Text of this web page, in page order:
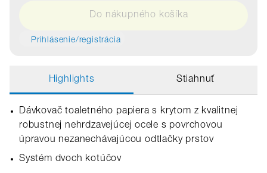
Do nákupného košíka
Prihlásenie/registrácia
Highlights Stiahnuť
Dávkovač toaletného papiera s krytom z kvalitnej
robustnej nehrdzavejúcej ocele s povrchovou
úpravou nezanechávajúcou odtlačky prstov
Systém dvoch kotúčov